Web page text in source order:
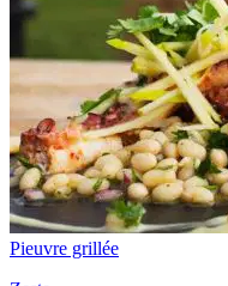
Pieuvre grillée